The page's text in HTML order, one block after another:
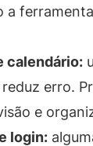
a
calendário:
erro.
e
login: